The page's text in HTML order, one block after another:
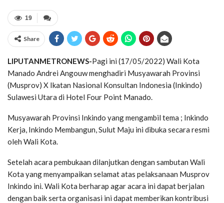
19
Share
LIPUTANMETRONEWS-Pagi ini (17/05/2022) Wali Kota
Manado Andrei Angouw menghadiri Musyawarah Provinsi
(Musprov) X Ikatan Nasional Konsultan Indonesia (Inkindo)
Sulawesi Utara di Hotel Four Point Manado.
Musyawarah Provinsi Inkindo yang mengambil tema ; Inkindo
Kerja, Inkindo Membangun, Sulut Maju ini dibuka secara resmi
oleh Wali Kota.
Setelah acara pembukaan dilanjutkan dengan sambutan Wali
Kota yang menyampaikan selamat atas pelaksanaan Musprov
Inkindo ini. Wali Kota berharap agar acara ini dapat berjalan
dengan baik serta organisasi ini dapat memberikan kontribusi